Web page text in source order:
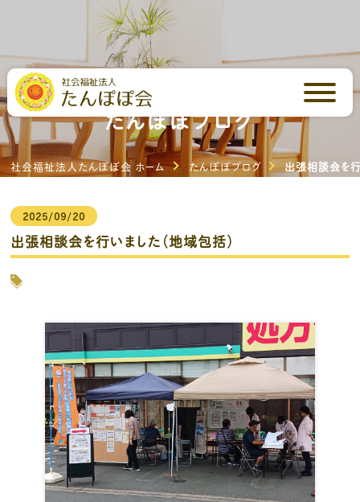
芳川の里・いしはらの里
たんぽぽブログ
社会福祉法人たんぽぽ会 ホーム たんぽぽブログ 出張相談会を
2025/09/20
出張相談会を行いました（地域包括）